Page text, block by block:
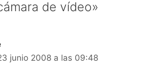
de vídeo»
junio 2008 a las 09:48